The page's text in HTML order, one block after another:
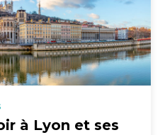
à Lyon et ses